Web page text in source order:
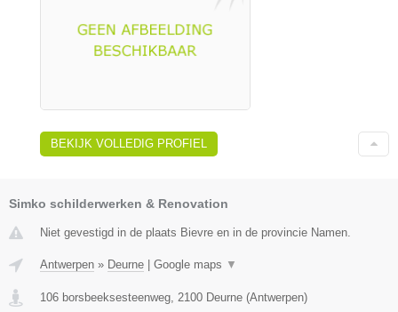
BEKIJK VOLLEDIG PROFIEL
Simko schilderwerken & Renovation
Niet gevestigd in de plaats Bievre en in de provincie Namen.
Antwerpen » Deurne Google maps ▼
106 borsbeeksesteenweg, 2100 Deurne (Antwerpen)